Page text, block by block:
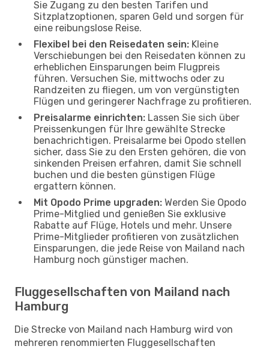
Sie Zugang zu den besten Tarifen und
Sitzplatzoptionen, sparen Geld und sorgen für
eine reibungslose Reise.
Flexibel bei den Reisedaten sein: Kleine
Verschiebungen bei den Reisedaten können zu
erheblichen Einsparungen beim Flugpreis
führen. Versuchen Sie, mittwochs oder zu
Randzeiten zu fliegen, um von vergünstigten
Flügen und geringerer Nachfrage zu profitieren.
Preisalarme einrichten: Lassen Sie sich über
Preissenkungen für Ihre gewählte Strecke
benachrichtigen. Preisalarme bei Opodo stellen
sicher, dass Sie zu den Ersten gehören, die von
sinkenden Preisen erfahren, damit Sie schnell
buchen und die besten günstigen Flüge
ergattern können.
Mit Opodo Prime upgraden: Werden Sie Opodo
Prime-Mitglied und genießen Sie exklusive
Rabatte auf Flüge, Hotels und mehr. Unsere
Prime-Mitglieder profitieren von zusätzlichen
Einsparungen, die jede Reise von Mailand nach
Hamburg noch günstiger machen.
Fluggesellschaften von Mailand nach
Hamburg
Die Strecke von Mailand nach Hamburg wird von
mehreren renommierten Fluggesellschaften